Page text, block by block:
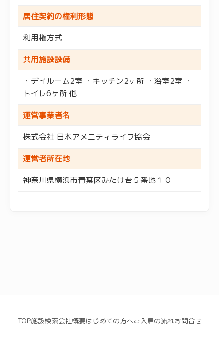
居住契約の権利形態
利用権方式
共用施設設備
・デイルーム2室 ・キッチン2ヶ所 ・浴室2室 ・
トイレ6ヶ所 他
運営事業者名
株式会社 日本アメニティライフ協会
運営者所在地
神奈川県横浜市青葉区みたけ台５番地１０
TOP施設検索会社概要はじめての方へご入居の流れお問合せ